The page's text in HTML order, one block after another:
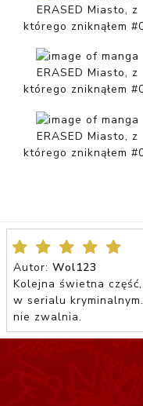
ERASED Miasto, z
którego zniknąłem
ERASED Miasto, z
którego zniknąłem
ERASED Miasto, z
którego zniknąłem
Autor: Wol123
Kolejna świetna
w serialu
nie zwalnia.